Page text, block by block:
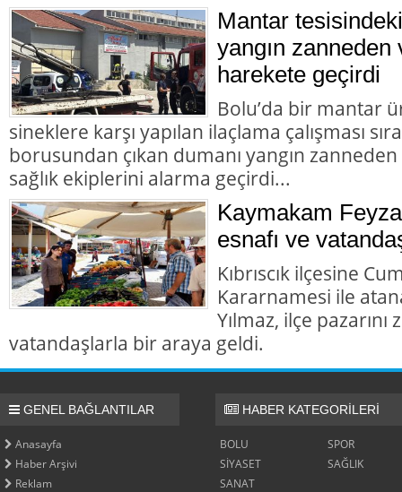
Mantar
yangın
harekete geçirdi
Bolu’da bir mantar
sineklere karşı yapılan ilaçlama çalışması
borusundan çıkan dumanı yangın
sağlık ekiplerini alarma geçirdi...
Kaymakam
esnafı ve
Kıbrıscık ilçesine
Kararnamesi ile
Yılmaz, ilçe
vatandaşlarla bir araya geldi.
GENEL BAĞLANTILAR
Anasayfa
Haber Arşivi
Reklam
HABER KATEGORİLERİ
BOLU
SPOR
SİYASET
SAĞLIK
SANAT